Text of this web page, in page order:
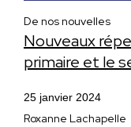
Nouveaux
primaire et le
25 janvier 2024
Roxanne Lachapelle
De nos nouvelles